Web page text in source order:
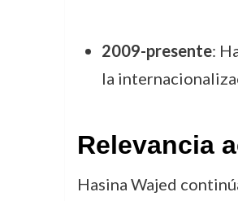
2009-presente:
la
Relevancia
Hasina Wajed